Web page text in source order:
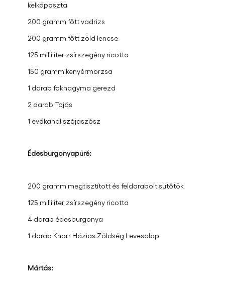
kelkáposzta
200 gramm főtt vadrizs
200 gramm főtt zöld lencse
125 milliliter zsírszegény ricotta
150 gramm kenyérmorzsa
1 darab fokhagyma gerezd
2 darab Tojás
1 evőkanál szójaszósz
Édesburgonyapüré:
200 gramm megtisztított és feldarabolt sütőtök
125 milliliter zsírszegény ricotta​
4 darab édesburgonya
1 darab Knorr Házias Zöldség Levesalap
Mártás: